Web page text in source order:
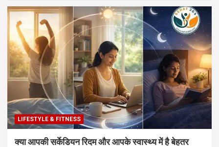
LIFESTYLE & FITNESS
क्या आपकी सर्केडियन रिदम और आपके स्वास्थ्य में है बेहतर